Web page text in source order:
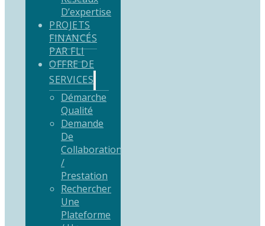
D’expertise
PROJETS
FINANCÉS
PAR FLI
OFFRE DE
SERVICES
Démarche
Qualité
Demande
De
Collaboration
/
Prestation
Rechercher
Une
Plateforme